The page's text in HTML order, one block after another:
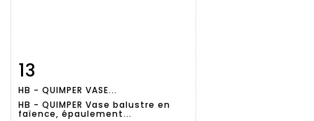
détaillée
13
HB - QUIMPER VASE...
HB - QUIMPER Vase balustre en
faïence, épaulement...